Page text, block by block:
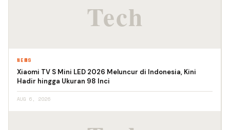
NEWS
Xiaomi TV S Mini LED 2026 Meluncur di Indonesia, Kini
Hadir hingga Ukuran 98 Inci
AUG 6, 2026